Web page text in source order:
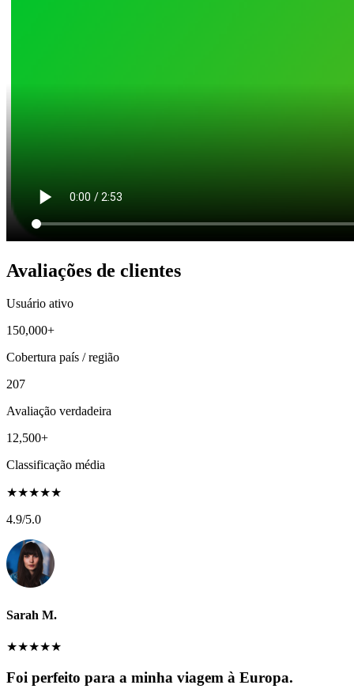
Avaliações de clientes
Usuário ativo
150,000+
Cobertura país / região
207
Avaliação verdadeira
12,500+
Classificação média
★★★★★
4.9/5.0
Sarah M.
★★★★★
Foi perfeito para a minha viagem à Europa.